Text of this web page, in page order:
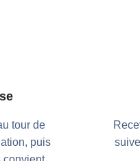
tour de
puis